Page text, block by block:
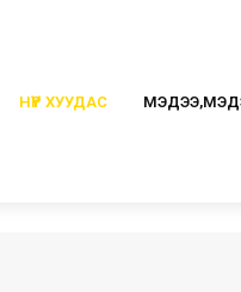
НҮҮР ХУУДАС